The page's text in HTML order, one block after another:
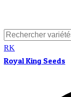
RK
Royal King Seeds